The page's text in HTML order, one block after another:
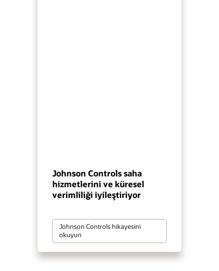
Johnson Controls saha
hizmetlerini ve küresel
verimliliği iyileştiriyor
Johnson Controls hikayesini
okuyun